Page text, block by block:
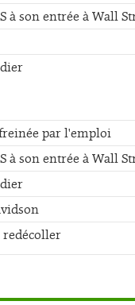
à son entrée à Wall
par l'emploi
à son entrée à Wall
redécoller